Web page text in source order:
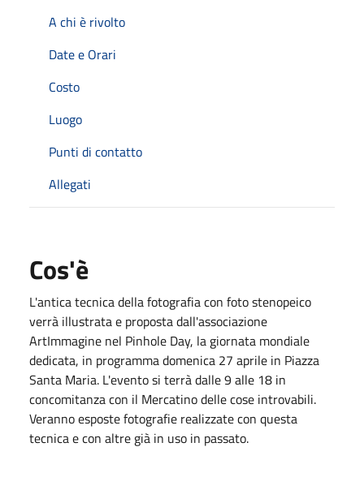
A chi è rivolto
Date e Orari
Costo
Luogo
Punti di contatto
Allegati
Cos'è
L'antica tecnica della fotografia con foto stenopeico
verrà illustrata e proposta dall'associazione
ArtImmagine nel Pinhole Day, la giornata mondiale
dedicata, in programma domenica 27 aprile in Piazza
Santa Maria. L'evento si terrà dalle 9 alle 18 in
concomitanza con il Mercatino delle cose introvabili.
Veranno esposte fotografie realizzate con questa
tecnica e con altre già in uso in passato.